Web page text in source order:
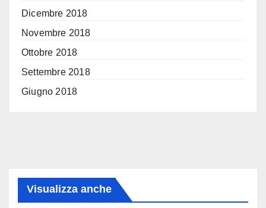
Dicembre 2018
Novembre 2018
Ottobre 2018
Settembre 2018
Giugno 2018
Visualizza anche